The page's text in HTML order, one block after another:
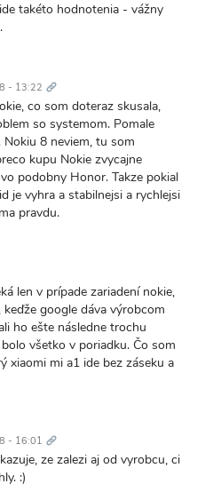
takéto hodnotenia - vážny
- 13:22 odkaz
co som doteraz skusala,
so systemom. Pomale
Nokiu 8 neviem, tu som
kupu Nokie zvycajne
podobny Honor. Takze pokial
je vyhra a stabilnejsi a rychlejsi
pravdu.
len v prípade zariadení nokie,
google dáva výrobcom
ho ešte následne trochu
všetko v poriadku. Čo som
xiaomi mi a1 ide bez záseku a
- 16:01 odkaz
ze zalezi aj od vyrobcu, ci
:)